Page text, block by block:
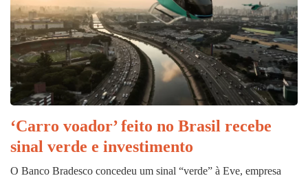
‘Carro voador’ feito no Brasil recebe
sinal verde e investimento
O Banco Bradesco concedeu um sinal “verde” à Eve, empresa